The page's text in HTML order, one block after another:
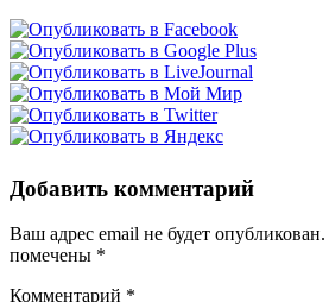
Добавить комментарий
Ваш адрес email не будет опубликован.
помечены *
Комментарий *